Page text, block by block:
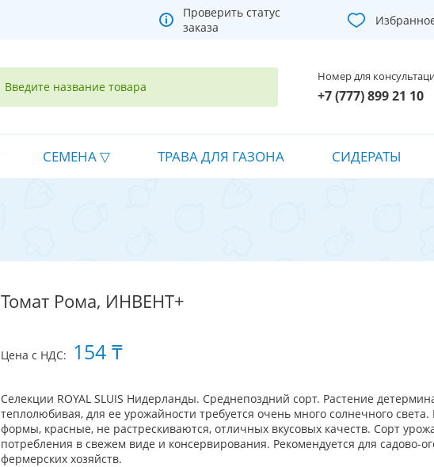
Проверить статус
заказа
Номер для
+7 (777) 899 21 10
СЕМЕНА ТРАВА ДЛЯ ГАЗОНА СИДЕРАТЫ
Томат Рома, ИНВЕНТ+
Цена с НДС: 154 ₸
Селекции ROYAL SLUIS Нидерланды. Среднепоздний сорт. Растение
теплолюбивая, для ее урожайности требуется очень много солнечного
формы, красные, не растрескиваются, отличных вкусовых качеств. Сорт
потребления в свежем виде и консервирования. Рекомендуется для садово-
фермерских хозяйств.